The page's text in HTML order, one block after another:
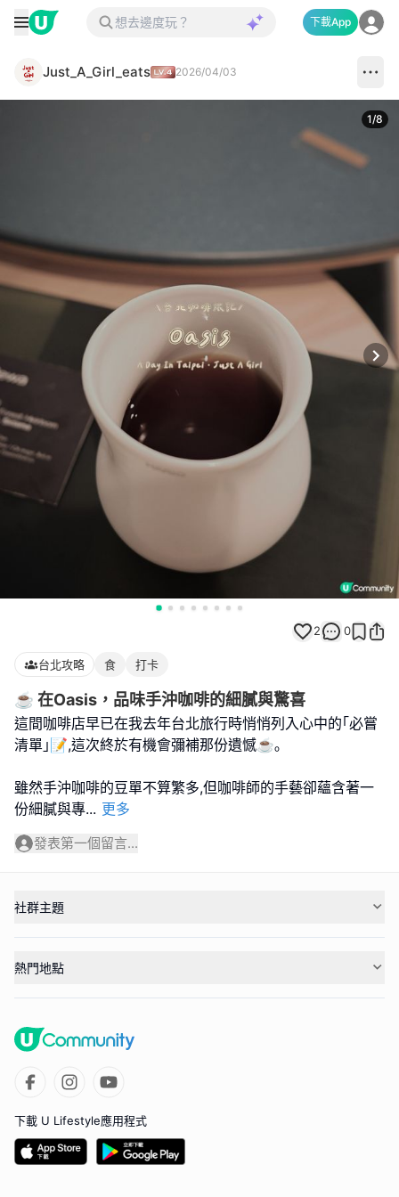
下載App
Just_A_Girl_eats 2026/04/03
1/8
2 0
台北攻略 食 打卡
☕️ 在Oasis，品味手沖咖啡的細膩與驚喜
這間咖啡店早已在我去年台北旅行時悄悄列入心中的｢必嘗
清單｣📝,這次終於有機會彌補那份遺憾☕️｡
雖然手沖咖啡的豆單不算繁多,但咖啡師的手藝卻蘊含著一
份細膩與專... 更多
發表第一個留言...
社群主題
熱門地點
下載 U Lifestyle應用程式